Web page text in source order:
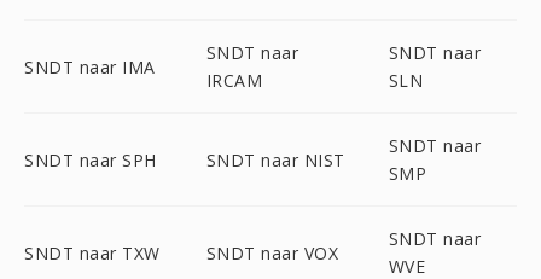
SNDT naar IMA
SNDT naar
IRCAM
SNDT naar
SLN
SNDT naar SPH SNDT naar NIST
SNDT naar
SMP
SNDT naar TXW SNDT naar VOX
SNDT naar
WVE